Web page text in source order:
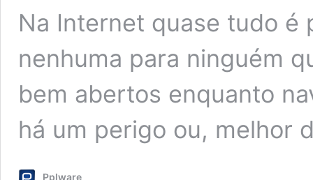
Na Internet quase tudo é
nenhuma para ninguém
bem abertos enquanto
há um perigo ou, melhor
Pplware